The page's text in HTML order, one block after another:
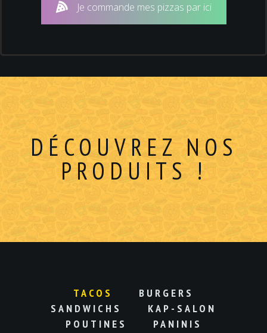
Je commande mes pizzas par ici
DÉCOUVREZ NOS
PRODUITS !
TACOS
BURGERS
SANDWICHS
KAP-SALON
POUTINES
PANINIS